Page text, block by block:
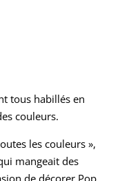
tous habillés en
couleurs.
les couleurs »,
mangeait des
de décorer Pop